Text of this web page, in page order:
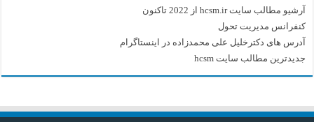
آرشیو مطالب سایت hcsm.ir از 2022 تاکنون
کنفرانس مدیریت تحول
آدرس های دکترخلیل علی محمدزاده در اینستاگرام
جدیدترین مطالب سایت hcsm